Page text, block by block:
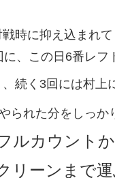
時に抑え込まれ
、この日6番レ
続く3回には村上
られた分をしっか
ルカウント
リーンまで